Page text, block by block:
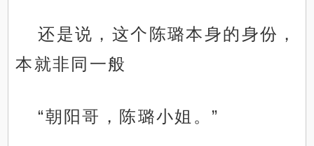
还是说，这个陈璐本身的身份，
本就非同一般
“朝阳哥，陈璐小姐。”